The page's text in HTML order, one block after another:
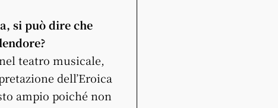
si può dire che
teatro musicale,
dell’Eroica
ampio poiché non